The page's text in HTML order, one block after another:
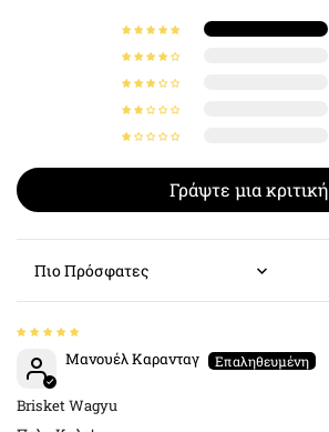
Γράψτε μια κριτική
Sort by
Μανουέλ Καρανταγ
Brisket Wagyu